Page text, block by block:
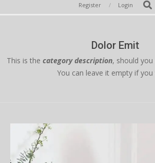
Navigation
Register Login
Dolor Emit
This is the category description, should
You can leave it empty if you